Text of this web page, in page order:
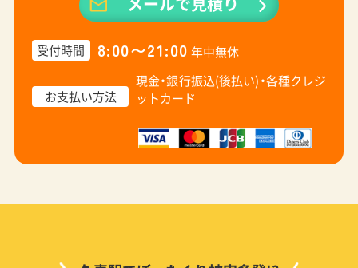
受付時間 8:00〜21:00 年中無休
お支払い方法
現金・銀行振込(後払い)・各種クレジ
ットカード